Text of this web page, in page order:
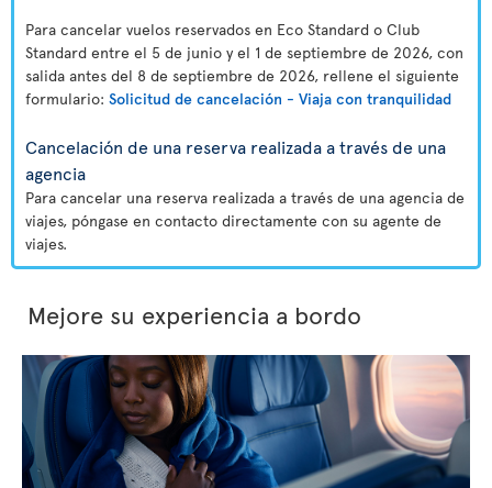
Para cancelar vuelos reservados en Eco Standard o Club
Standard entre el 5 de junio y el 1 de septiembre de 2026, con
salida antes del 8 de septiembre de 2026, rellene el siguiente
formulario: Solicitud de cancelación - Viaja con tranquilidad
Cancelación de una reserva realizada a través de una
agencia
Para cancelar una reserva realizada a través de una agencia de
viajes, póngase en contacto directamente con su agente de
viajes.
Mejore su experiencia a bordo